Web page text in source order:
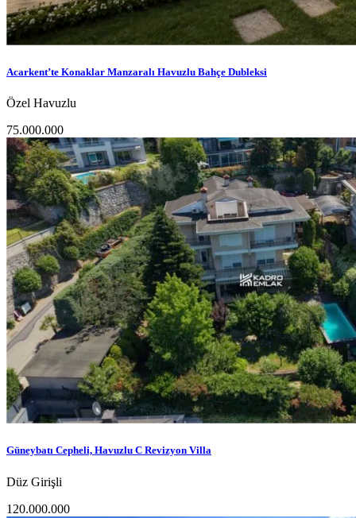
Acarkent’te Konaklar Manzaralı Havuzlu Bahçe Dubleksi
Özel Havuzlu
75.000.000
Güneybatı Cepheli, Havuzlu C Revizyon Villa
Düz Girişli
120.000.000